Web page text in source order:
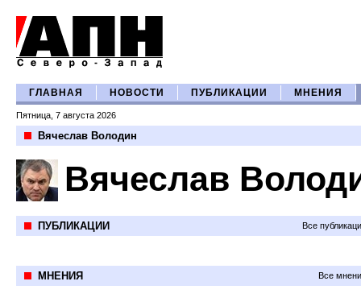
ГЛАВНАЯ НОВОСТИ ПУБЛИКАЦИИ МНЕНИЯ
Пятница, 7 августа 2026
Вячеслав Володин
Вячеслав
ПУБЛИКАЦИИ Все
МНЕНИЯ Все